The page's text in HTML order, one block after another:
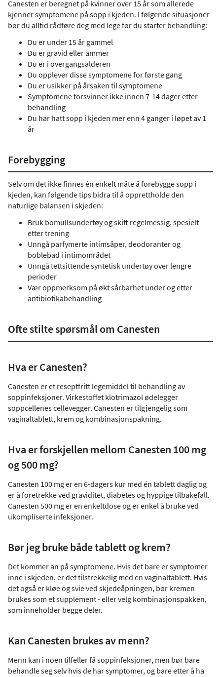
Canesten er beregnet på kvinner over 15 år som allerede
kjenner symptomene på sopp i kjeden. I følgende situasjoner
bør du alltid rådføre deg med lege før du starter behandling:
Du er under 15 år gammel
Du er gravid eller ammer
Du er i overgangsalderen
Du opplever disse symptomene for første gang
Du er usikker på årsaken til symptomene
Symptomene forsvinner ikke innen 7-14 dager etter
behandling
Du har hatt sopp i kjeden mer enn 4 ganger i løpet av 1
år
Forebygging
Selv om det ikke finnes én enkelt måte å forebygge sopp i
kjeden, kan følgende tips bidra til å opprettholde den
naturlige balansen i skjeden:
Bruk bomullsundertøy og skift regelmessig, spesielt
etter trening
Unngå parfymerte intimsåper, deodoranter og
boblebad i intimområdet
Unngå tettsittende syntetisk undertøy over lengre
perioder
Vær oppmerksom på økt sårbarhet under og etter
antibiotikabehandling
Ofte stilte spørsmål om Canesten
Hva er Canesten?
Canesten er et reseptfritt legemiddel til behandling av
soppinfeksjoner. Virkestoffet klotrimazol ødelegger
soppcellenes cellevegger. Canesten er tilgjengelig som
vaginaltablett, krem og kombinasjonspakning.
Hva er forskjellen mellom Canesten 100 mg
og 500 mg?
Canesten 100 mg er en 6-dagers kur med én tablett daglig og
er å foretrekke ved graviditet, diabetes og hyppige tilbakefall.
Canesten 500 mg er en enkeltdose og er enkel å bruke ved
ukompliserte infeksjoner.
Bør jeg bruke både tablett og krem?
Det kommer an på symptomene. Hvis det bare er symptomer
inne i skjeden, er det tilstrekkelig med en vaginaltablett. Hvis
det også er kløe og svie ved skjedeåpningen, bør kremen
brukes som et supplement - eller velg kombinasjonspakken,
som inneholder begge deler.
Kan Canesten brukes av menn?
Menn kan i noen tilfeller få soppinfeksjoner, men bør bare
behandle seg selv hvis de har symptomer, og bare etter å ha